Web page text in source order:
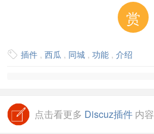
赏
 插件 , 西瓜 , 同城 , 功能 , 介绍
点击看更多 Discuz插件 内容